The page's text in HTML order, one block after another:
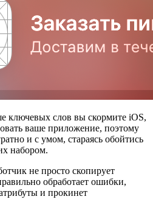
ключевых слов вы скормите iOS,
ваше приложение, поэтому
и с умом, стараясь обойтись
набором.
не просто скопирует
обработает ошибки,
и прокинет